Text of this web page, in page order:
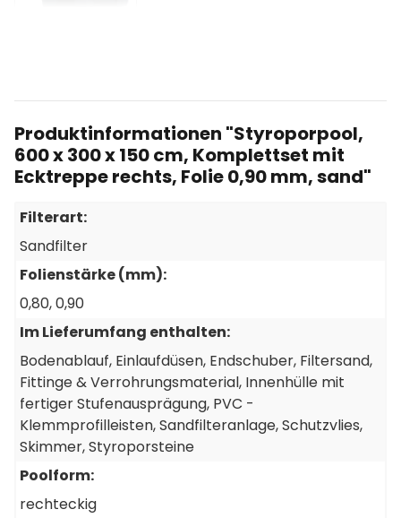
Artikel-Nr.: P32021
9 Stück
PVC Hartrohr 50mm, 1 m Länge
Artikel-Nr.: P61635
Produktinformationen "Styroporpool,
600 x 300 x 150 cm, Komplettset mit
Ecktreppe rechts, Folie 0,90 mm, sand"
Filterart:
Sandfilter
Folienstärke (mm):
0,80, 0,90
Im Lieferumfang enthalten:
Bodenablauf, Einlaufdüsen, Endschuber, Filtersand,
Fittinge & Verrohrungsmaterial, Innenhülle mit
fertiger Stufenausprägung, PVC -
Klemmprofilleisten, Sandfilteranlage, Schutzvlies,
Skimmer, Styroporsteine
Poolform:
rechteckig